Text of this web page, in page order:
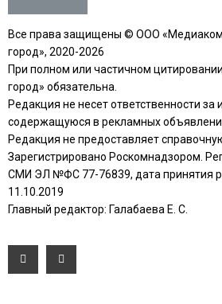
Все права защищены © ООО
город», 2020-2026
При полном или частичном
город» обязательна.
Редакция не несет ответственности
содержащуюся в рекламных
Редакция не предоставляет
Зарегистрировано Роскомнадзором.
СМИ ЭЛ №ФС 77-76839, дата принятия
11.10.2019
Главный редактор: Галабаева Е. С.